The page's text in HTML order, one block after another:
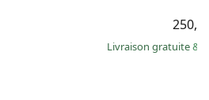
Livraison gratuite&